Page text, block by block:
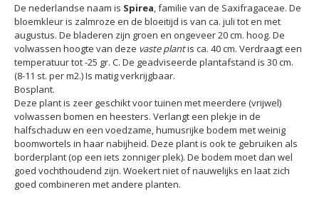
De nederlandse naam is Spirea , familie van de Saxifragaceae. De
bloemkleur is zalmroze en de bloeitijd is van ca. juli tot en met
augustus. De bladeren zijn groen en ongeveer 20 cm. hoog. De
volwassen hoogte van deze vaste plantis ca. 40 cm. Verdraagt een
temperatuur tot -25 gr. C. De geadviseerde plantafstand is 30 cm.
(8-11 st. per m2.) Is matig verkrijgbaar.
Bosplant.
Deze plant is zeer geschikt voor tuinen met meerdere (vrijwel)
volwassen bomen en heesters. Verlangt een plekje in de
halfschaduw en een voedzame, humusrijke bodem met weinig
boomwortels in haar nabijheid. Deze plant is ook te gebruiken als
borderplant (op een iets zonniger plek). De bodem moet dan wel
goed vochthoudend zijn. Woekert niet of nauwelijks en laat zich
goed combineren met andere planten.